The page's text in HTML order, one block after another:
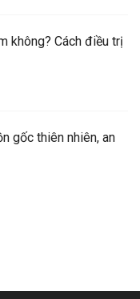
không? Cách điều trị
gốc thiên nhiên, an